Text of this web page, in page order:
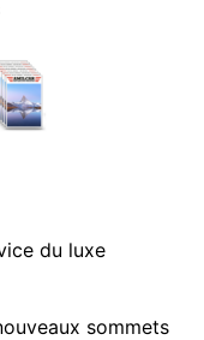
du luxe
sommets